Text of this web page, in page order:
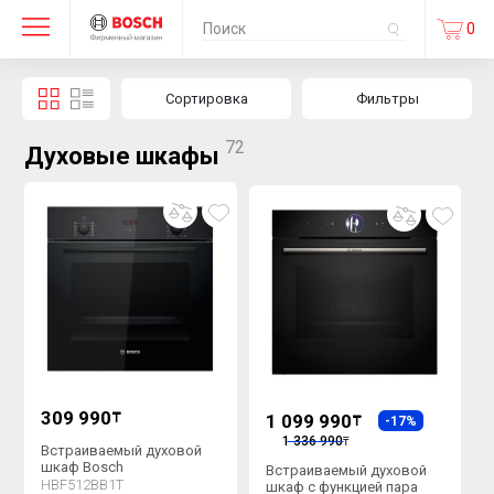
0
Сортировка Фильтры
Духовые шкафы 72
309 990₸
Встраиваемый духовой
шкаф Bosch
HBF512BB1T
1 099 990₸
-17%
1 336 990₸
Встраиваемый духовой
шкаф с функцией пара